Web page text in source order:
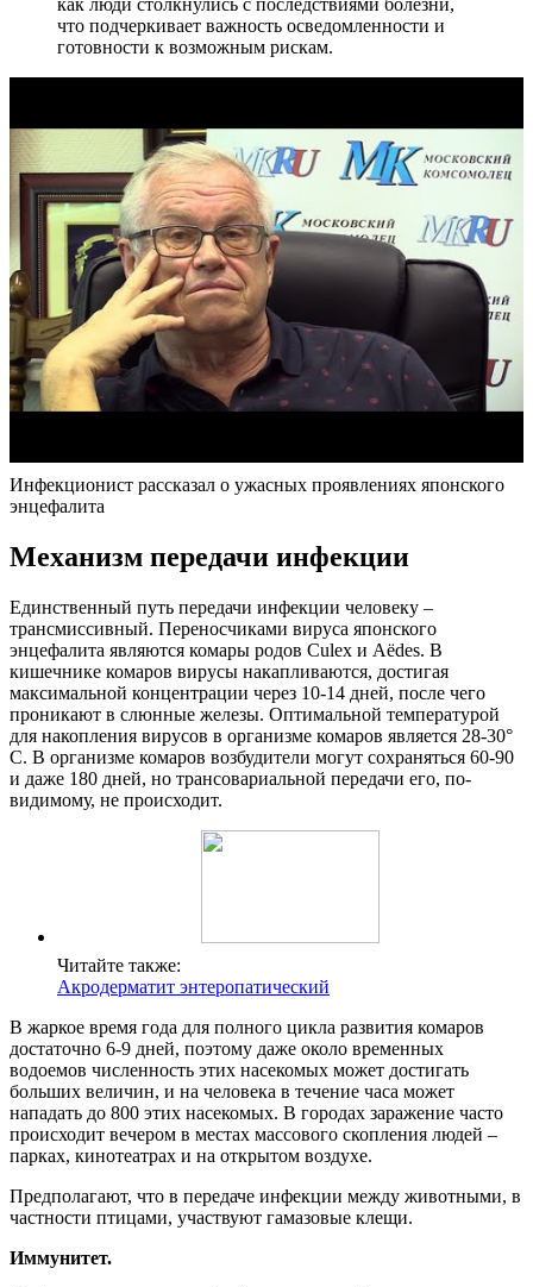
как люди столкнулись с последствиями болезни,
что подчеркивает важность осведомленности и
готовности к возможным рискам.
Инфекционист рассказал о ужасных проявлениях японского
энцефалита
Механизм передачи инфекции
Единственный путь передачи инфекции человеку –
трансмиссивный. Переносчиками вируса японского
энцефалита являются комары родов Culex и Аёdes. В
кишечнике комаров вирусы накапливаются, достигая
максимальной концентрации через 10-14 дней, после чего
проникают в слюнные железы. Оптимальной температурой
для накопления вирусов в организме комаров является 28-30°
С. В организме комаров возбудители могут сохраняться 60-90
и даже 180 дней, но трансовариальной передачи его, по-
видимому, не происходит.
Читайте также:
Акродерматит энтеропатический
В жаркое время года для полного цикла развития комаров
достаточно 6-9 дней, поэтому даже около временных
водоемов численность этих насекомых может достигать
больших величин, и на человека в течение часа может
нападать до 800 этих насекомых. В городах заражение часто
происходит вечером в местах массового скопления людей –
парках, кинотеатрах и на открытом воздухе.
Предполагают, что в передаче инфекции между животными, в
частности птицами, участвуют гамазовые клещи.
Иммунитет.